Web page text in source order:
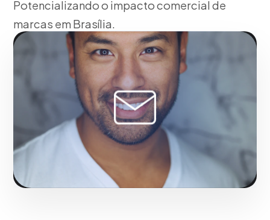
Potencializando o impacto comercial de
marcas em Brasília.
Em nossa agência, auditoria financeira
comercial e detecção de gargalos. Uma sólida
vantagem competitiva para seu negócio em Brasília.
Solicitar serviço